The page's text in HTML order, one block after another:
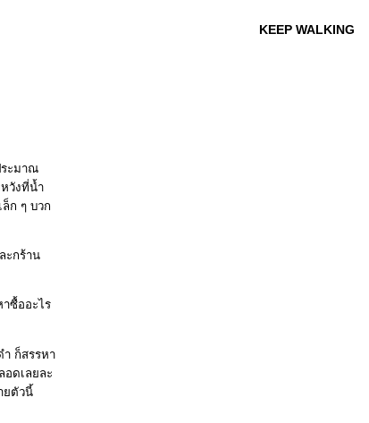
KEEP WALKING
ระมาณ
วังที่น้ำ
ก ๆ บวก
ะกร้าน
ซื้ออะไร
ก็สรรหา
ดเลยละ
ยตัวนี้